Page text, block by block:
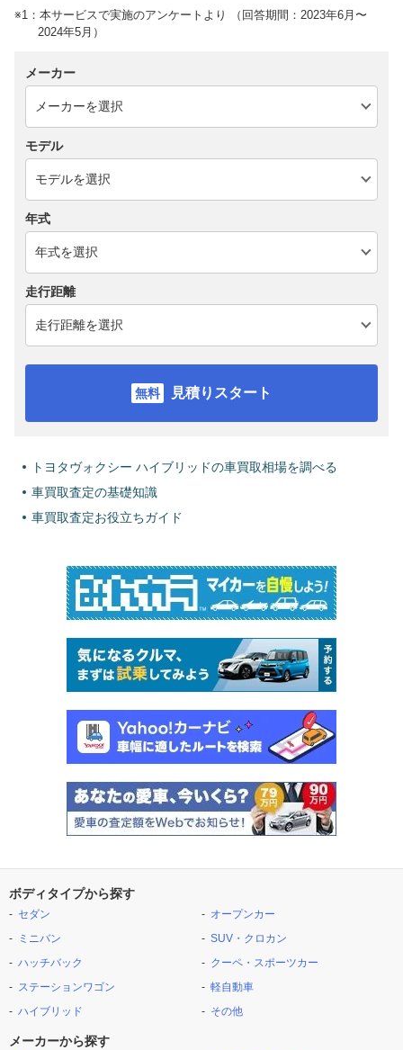
※1：本サービスで実施のアンケートより （回答期間：2023年6月〜
2024年5月）
メーカー
モデル
年式
走行距離
見積りスタート
トヨタヴォクシー ハイブリッドの車買取相場を調べる
車買取査定の基礎知識
車買取査定お役立ちガイド
ボディタイプから探す
セダン
ミニバン
ハッチバック
ステーションワゴン
ハイブリッド
オープンカー
SUV・クロカン
クーペ・スポーツカー
軽自動車
その他
メーカーから探す